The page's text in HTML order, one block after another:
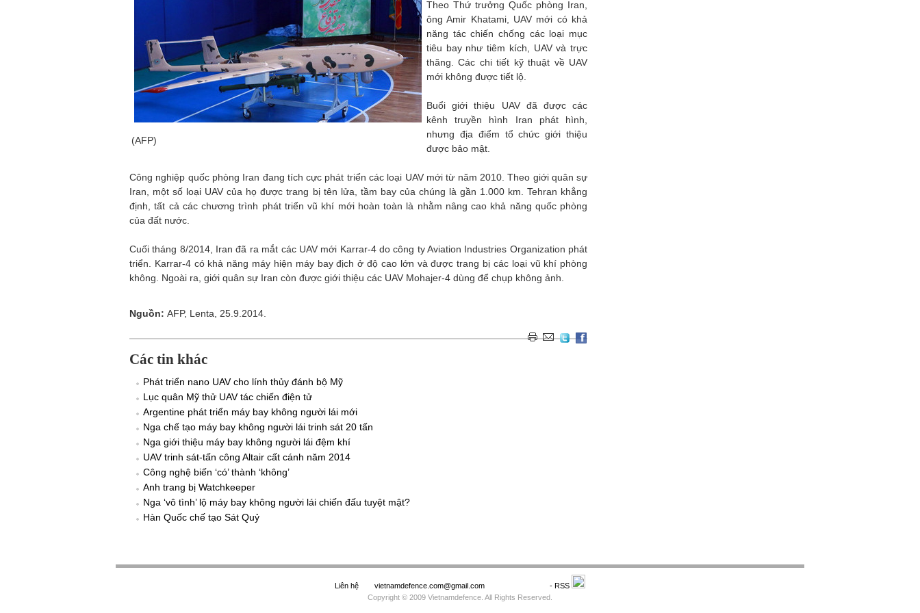
(AFP)
Theo Thứ trưởng Quốc phòng Iran,
ông Amir Khatami, UAV mới có khả
năng tác chiến chống các loại mục
tiêu bay như tiêm kích, UAV và trực
thăng. Các chi tiết kỹ thuật về UAV
mới không được tiết lộ.
Buổi giới thiệu UAV đã được các
kênh truyền hình Iran phát hình,
nhưng địa điểm tổ chức giới thiệu
được bảo mật.
Công nghiệp quốc phòng Iran đang tích cực phát triển các loại UAV mới từ năm 2010. Theo giới quân sự
Iran, một số loại UAV của họ được trang bị tên lửa, tầm bay của chúng là gần 1.000 km. Tehran khẳng
định, tất cả các chương trình phát triển vũ khí mới hoàn toàn là nhằm nâng cao khả năng quốc phòng
của đất nước.
Cuối tháng 8/2014, Iran đã ra mắt các UAV mới Karrar-4 do công ty Aviation Industries Organization phát
triển. Karrar-4 có khả năng máy hiện máy bay địch ở độ cao lớn và được trang bị các loại vũ khí phòng
không. Ngoài ra, giới quân sự Iran còn được giới thiệu các UAV Mohajer-4 dùng để chụp không ảnh.
Nguồn: AFP, Lenta, 25.9.2014.
Các tin khác
Phát triển nano UAV cho lính thủy đánh bộ Mỹ
Lục quân Mỹ thử UAV tác chiến điện tử
Argentine phát triển máy bay không người lái mới
Nga chế tạo máy bay không người lái trinh sát 20 tấn
Nga giới thiệu máy bay không người lái đệm khí
UAV trinh sát-tấn công Altair cất cánh năm 2014
Công nghệ biến ‘có’ thành ‘không’
Anh trang bị Watchkeeper
Nga ‘vô tình’ lộ máy bay không người lái chiến đấu tuyệt mật?
Hàn Quốc chế tạo Sát Quỷ
Liên hệ vietnamdefence.com@gmail.com
- RSS
Copyright © 2009 Vietnamdefence. All Rights Reserved.